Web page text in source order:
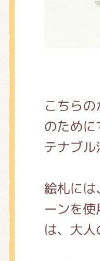
こちら
のため
テナブ
絵札に
ーンを
は、大人